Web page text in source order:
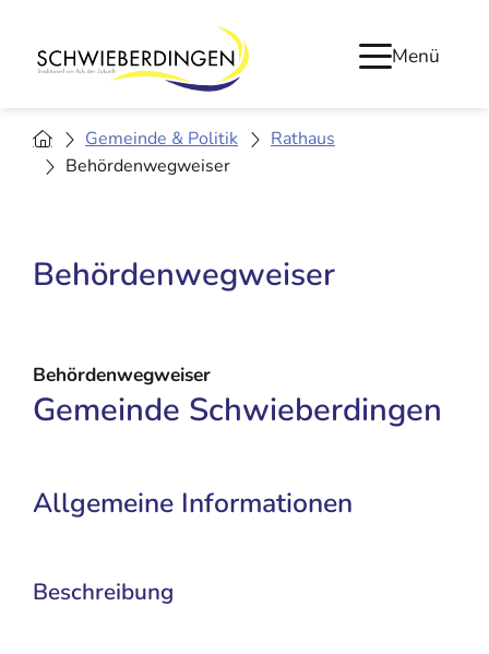
Menü
Gemeinde & Politik
Rathaus
Behördenwegweiser
Behördenwegweiser
Behördenwegweiser
Gemeinde Schwieberdingen
Allgemeine Informationen
Beschreibung